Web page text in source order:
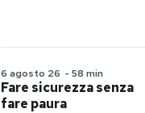
6 agosto 26 - 58 min
Fare sicurezza senza
fare paura